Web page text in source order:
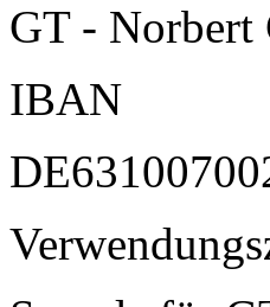
GT - Norbert
IBAN